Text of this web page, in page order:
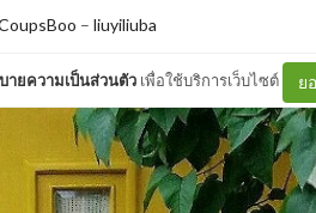
ายความเป็นส่วนตัว เพื่อใช้บริการเว็บไซต์ ย
– liuyiliuba